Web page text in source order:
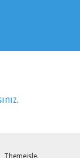
.
Themeisle.